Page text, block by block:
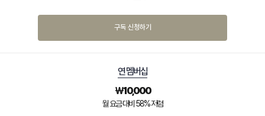
구독 신청하기
연 멤버십
₩10,000
월 요금 대비 58% 저렴